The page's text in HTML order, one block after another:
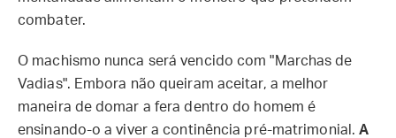
combater.
O machismo nunca será vencido com "Marchas de
Vadias". Embora não queiram aceitar, a melhor
maneira de domar a fera dentro do homem é
ensinando-o a viver a continência pré-matrimonial.A